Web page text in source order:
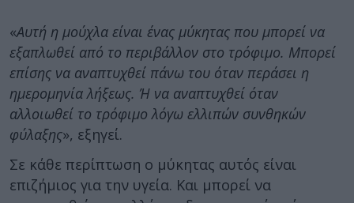
«Αυτή η μούχλα είναι ένας μύκητας που μπορεί να
εξαπλωθεί από το περιβάλλον στο τρόφιμο. Μπορεί
επίσης να αναπτυχθεί πάνω του όταν περάσει η
ημερομηνία λήξεως. Ή να αναπτυχθεί όταν
αλλοιωθεί το τρόφιμο λόγω ελλιπών συνθηκών
φύλαξης», εξηγεί.
Σε κάθε περίπτωση ο μύκητας αυτός είναι
επιζήμιος για την υγεία. Και μπορεί να